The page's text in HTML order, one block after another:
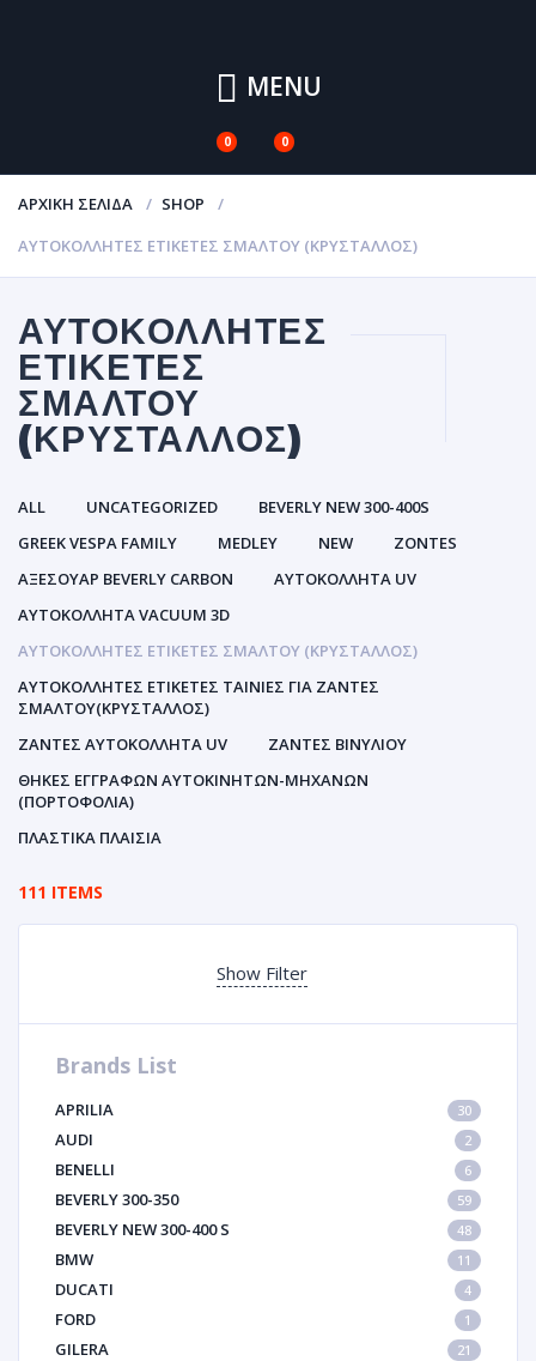
MENU
0 0
ΑΡΧΙΚΉ ΣΕΛΊΔΑ
SHOP
ΑΥΤΟΚΌΛΛΗΤΕΣ ΕΤΙΚΈΤΕΣ ΣΜΆΛΤΟΥ (ΚΡΥΣΤΑΛΛΟΣ)
ΑΥΤΟΚΌΛΛΗΤΕΣ
ΕΤΙΚΈΤΕΣ
ΣΜΆΛΤΟΥ
(ΚΡΥΣΤΑΛΛΟΣ)
ALL UNCATEGORIZED
BEVERLY NEW 300-400S
GREEK VESPA FAMILY
MEDLEY NEW
ZONTES
ΑΞΕΣΟΥΑΡ BEVERLY CARBON
ΑΥΤΟΚΌΛΛΗΤΑ UV
ΑΥΤΟΚΌΛΛΗΤΑ VACUUM 3D
ΑΥΤΟΚΌΛΛΗΤΕΣ ΕΤΙΚΈΤΕΣ ΣΜΆΛΤΟΥ (ΚΡΥΣΤΑΛΛΟΣ)
ΑΥΤΟΚΌΛΛΗΤΕΣ ΕΤΙΚΈΤΕΣ ΤΑΙΝΊΕΣ ΓΙΑ ΖΆΝΤΕΣ
ΣΜΆΛΤΟΥ(ΚΡΎΣΤΑΛΛΟΣ)
ΖΆΝΤΕΣ ΑΥΤΟΚΌΛΛΗΤΑ UV
ΖΆΝΤΕΣ ΒΙΝΥΛΊΟΥ
ΘΉΚΕΣ ΕΓΓΡΆΦΩΝ ΑΥΤΟΚΙΝΗΤΩΝ-ΜΗΧΑΝΩΝ
(ΠΟΡΤΟΦΌΛΙΑ)
ΠΛΑΣΤΙΚΆ ΠΛΑΊΣΙΑ
111 ITEMS
Show Filter
Brands List
APRILIA 30
AUDI 2
BENELLI 6
BEVERLY 300-350 59
BEVERLY NEW 300-400 S 48
BMW 11
DUCATI 4
FORD 1
GILERA 21